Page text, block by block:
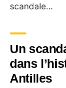
scandale…
Un
dans
Antilles